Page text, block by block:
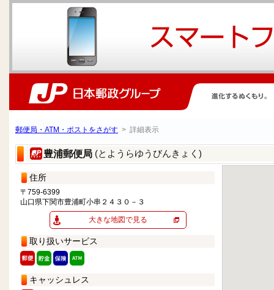
郵便局・ATM・ポストをさがす > 詳細表示
豊浦郵便局 (とようらゆうびんきょく)
住所
〒759-6399
山口県下関市豊浦町小串２４３０－３
大きな地図で見る
取り扱いサービス
キャッシュレス